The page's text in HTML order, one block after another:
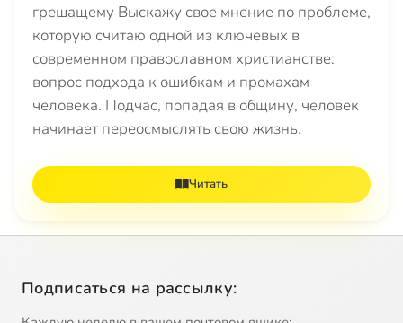
грешащему Выскажу свое мнение по проблеме,
которую считаю одной из ключевых в
современном православном христианстве:
вопрос подхода к ошибкам и промахам
человека. Подчас, попадая в общину, человек
начинает переосмыслять свою жизнь.
Читать
Подписаться на рассылку: